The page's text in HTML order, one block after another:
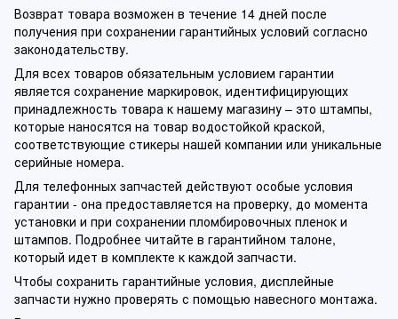
Возврат товара возможен в течение 14 дней после
получения при сохранении гарантийных условий согласно
законодательству.
Для всех товаров обязательным условием гарантии
является сохранение маркировок, идентифицирующих
принадлежность товара к нашему магазину – это штампы,
которые наносятся на товар водостойкой краской,
соответствующие стикеры нашей компании или уникальные
серийные номера.
Для телефонных запчастей действуют особые условия
гарантии - она предоставляется на проверку, до момента
установки и при сохранении пломбировочных пленок и
штампов. Подробнее читайте в гарантийном талоне,
который идет в комплекте к каждой запчасти.
Чтобы сохранить гарантийные условия, дисплейные
запчасти нужно проверять с помощью навесного монтажа.